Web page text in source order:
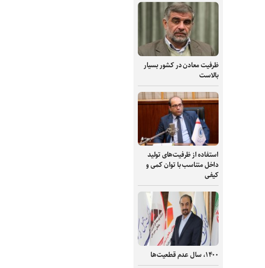
ظرفیت‌ معادن در کشور بسیار
بالاست
استفاده از ظرفیت‌های تولید
داخل متناسب با توان کمی و
کیفی
۱۴۰۰، سال عدم قطعیت‌ها